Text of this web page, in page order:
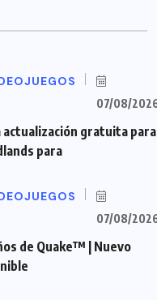
07/08/
actualización gratuita para
para
07/08/
de Quake™ | Nuevo